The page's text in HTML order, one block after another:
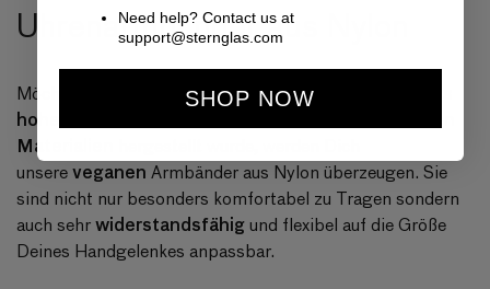
Uhrenarmbänder aus Nylon
Möchtest Du gerne ein Uhrenarmband mit besonders
hohem Tragekomfort, das aber nicht aus tierischen
Materialien
unsereveganen Armbänder aus Nylon überzeugen. Sie
sind nicht nur besonders komfortabel zu Tragen sondern
auch sehrwiderstandsfähigund flexibel auf die Größe
Deines Handgelenkes anpassbar.
Need help? Contact us at
support@sternglas.com
SHOP NOW